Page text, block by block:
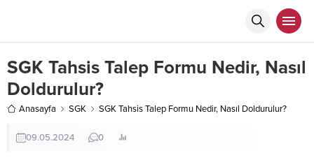
SGK Tahsis Talep Formu Nedir, Nasıl
Doldurulur?
Anasayfa SGK SGK Tahsis Talep Formu Nedir, Nasıl Doldurulur?
09.05.2024 0